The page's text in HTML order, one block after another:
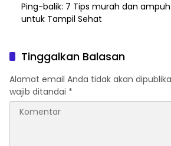
Ping-balik: 7 Tips murah dan
untuk Tampil Sehat
Tinggalkan Balasan
Alamat email Anda tidak akan
wajib ditandai *